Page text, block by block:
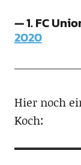
— 1. FC
2020
Hier noch
Koch: